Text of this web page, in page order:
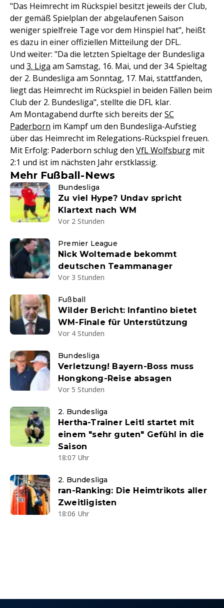
"Das Heimrecht im Rückspiel besitzt jeweils der Club,
der gemäß Spielplan der abgelaufenen Saison
weniger spielfreie Tage vor dem Hinspiel hat", heißt
es dazu in einer offiziellen Mitteilung der DFL.
Und weiter: "Da die letzten Spieltage der Bundesliga
und 3. Liga am Samstag, 16. Mai, und der 34. Spieltag
der 2. Bundesliga am Sonntag, 17. Mai, stattfanden,
liegt das Heimrecht im Rückspiel in beiden Fällen beim
Club der 2. Bundesliga", stellte die DFL klar.
Am Montagabend durfte sich bereits derSC
Paderborn im Kampf um den Bundesliga-Aufstieg
über das Heimrecht im Relegations-Rückspiel freuen.
Mit Erfolg: Paderborn schlug den VfL Wolfsburg mit
2:1 und ist im nächsten Jahr erstklassig.
Mehr Fußball-News
Bundesliga
Zu viel Hype? Undav spricht
Klartext nach WM
Vor 2 Stunden
Premier League
Nick Woltemade bekommt
deutschen Teammanager
Vor 3 Stunden
Fußball
Wilder Bericht: Infantino bietet
WM-Finale für Unterstützung
Vor 4 Stunden
Bundesliga
Verletzung! Bayern-Boss muss
Hongkong-Reise absagen
Vor 5 Stunden
2. Bundesliga
Hertha-Trainer Leitl startet mit
einem "sehr guten" Gefühl in die
Saison
18:07 Uhr
2. Bundesliga
ran-Ranking: Die Heimtrikots aller
Zweitligisten
18:06 Uhr